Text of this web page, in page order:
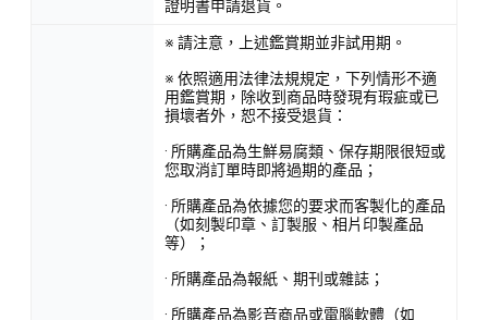
證明書申請退貨。
※ 請注意，上述鑑賞期並非試用期。
※ 依照適用法律法規規定，下列情形不適
用鑑賞期，除收到商品時發現有瑕疵或已
損壞者外，恕不接受退貨：
· 所購產品為生鮮易腐類、保存期限很短或
您取消訂單時即將過期的產品；
· 所購產品為依據您的要求而客製化的產品
（如刻製印章、訂製服、相片印製產品
等）；
· 所購產品為報紙、期刊或雜誌；
· 所購產品為影音商品或電腦軟體（如